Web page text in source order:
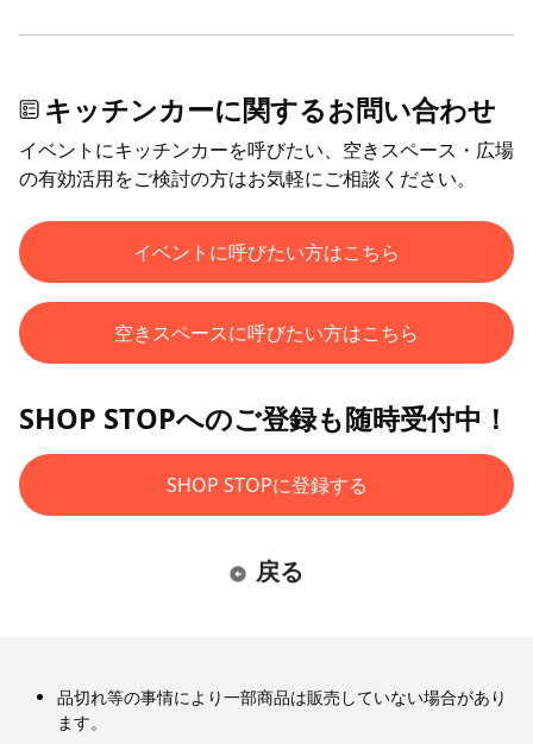
キッチンカーに関するお問い合わせ
イベントにキッチンカーを呼びたい、空きスペース・広場
の有効活用をご検討の方はお気軽にご相談ください。
イベントに呼びたい方はこちら
空きスペースに呼びたい方はこちら
SHOP STOPへのご登録も随時受付中！
SHOP STOPに登録する
戻る
品切れ等の事情により一部商品は販売していない場合があり
ます。